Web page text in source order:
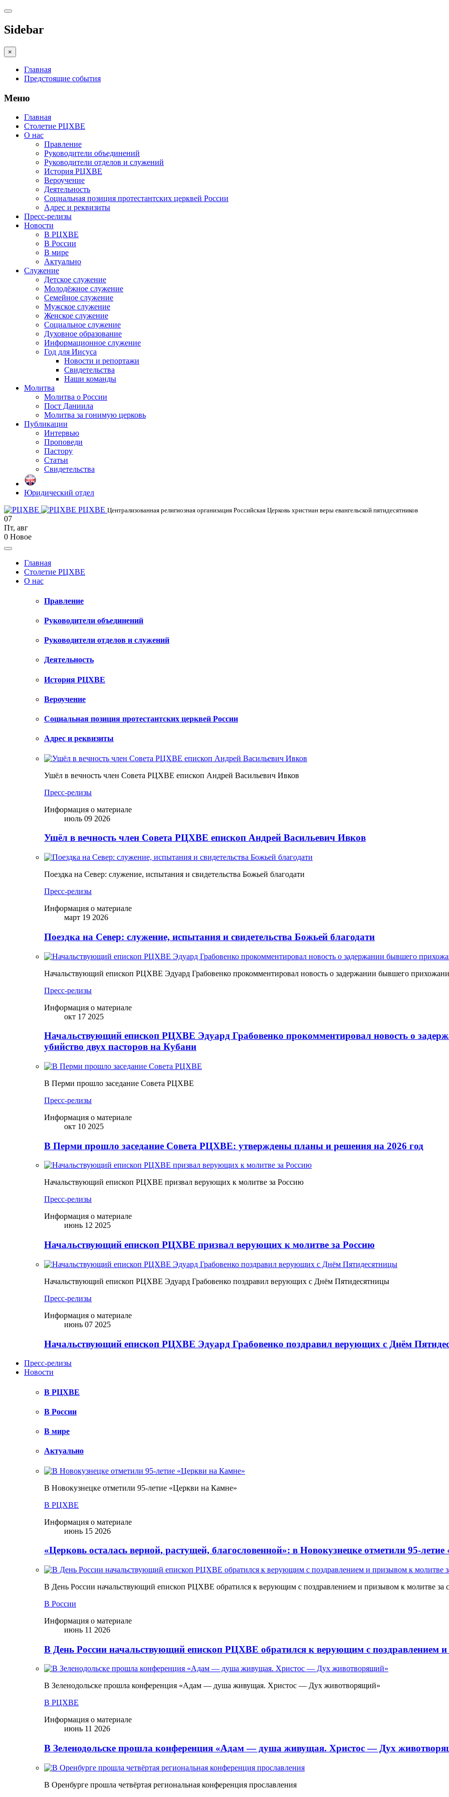
Sidebar
×
Главная
Предстоящие события
Меню
Главная
Столетие РЦХВЕ
О нас
Правление
Руководители объединений
Руководители отделов и служений
История РЦХВЕ
Вероучение
Деятельность
Социальная позиция протестантских церквей России
Адрес и реквизиты
Пресс-релизы
Новости
В РЦХВЕ
В России
В мире
Актуально
Служение
Детское служение
Молодёжное служение
Семейное служение
Мужское служение
Женское служение
Социальное служение
Духовное образование
Информационное служение
Год для Иисуса
Новости и репортажи
Свидетельства
Наши команды
Молитва
Молитва о России
Пост Даниила
Молитва за гонимую церковь
Публикации
Интервью
Проповеди
Пастору
Статьи
Свидетельства
Юридический отдел
РЦХВЕ Централизованная религиозная организация Российская Церковь христиан веры евангельской пятидесятников
07
Пт, авг
0 Новое
Главная
Столетие РЦХВЕ
О нас
Правление
Руководители объединений
Руководители отделов и служений
Деятельность
История РЦХВЕ
Вероучение
Социальная позиция протестантских церквей России
Адрес и реквизиты
Ушёл в вечность член Совета РЦХВЕ епископ Андрей Васильевич Ивков
Пресс-релизы
Информация о материале
июль 09 2026
Ушёл в вечность член Совета РЦХВЕ епископ Андрей Васильевич Ивков
Поездка на Север: служение, испытания и свидетельства Божьей благодати
Пресс-релизы
Информация о материале
март 19 2026
Поездка на Север: служение, испытания и свидетельства Божьей благодати
Начальствующий епископ РЦХВЕ Эдуард Грабовенко прокомментировал новость о задержании бывшего
Пресс-релизы
Информация о материале
окт 17 2025
Начальствующий епископ РЦХВЕ Эдуард Грабовенко прокомментировал новость о
убийство двух пасторов на Кубани
В Перми прошло заседание Совета РЦХВЕ
Пресс-релизы
Информация о материале
окт 10 2025
В Перми прошло заседание Совета РЦХВЕ: утверждены планы и решения на 2026 год
Начальствующий епископ РЦХВЕ призвал верующих к молитве за Россию
Пресс-релизы
Информация о материале
июнь 12 2025
Начальствующий епископ РЦХВЕ призвал верующих к молитве за Россию
Начальствующий епископ РЦХВЕ Эдуард Грабовенко поздравил верующих с Днём Пятидесятницы
Пресс-релизы
Информация о материале
июнь 07 2025
Начальствующий епископ РЦХВЕ Эдуард Грабовенко поздравил верующих с Днём
Пресс-релизы
Новости
В РЦХВЕ
В России
В мире
Актуально
В Новокузнецке отметили 95-летие «Церкви на Камне»
В РЦХВЕ
Информация о материале
июнь 15 2026
«Церковь осталась верной, растущей, благословенной»: в Новокузнецке отметили 95-
В День России начальствующий епископ РЦХВЕ обратился к верующим с поздравлением и призывом к молитве за
В России
Информация о материале
июнь 11 2026
В День России начальствующий епископ РЦХВЕ обратился к верующим с поздравлением
В Зеленодольске прошла конференция «Адам — душа живущая. Христос — Дух животворящий»
В РЦХВЕ
Информация о материале
июнь 11 2026
В Зеленодольске прошла конференция «Адам — душа живущая. Христос — Дух
В Оренбурге прошла четвёртая региональная конференция прославления